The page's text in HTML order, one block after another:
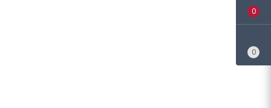
0
0